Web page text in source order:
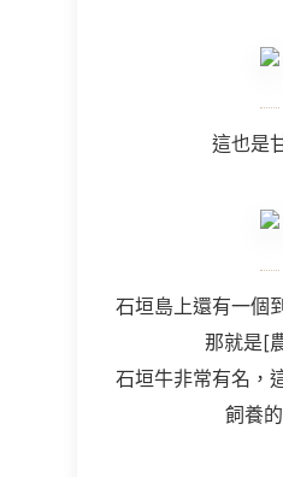
這也是
石垣島上還有一個
那就是[
石垣牛非常有名，
飼養